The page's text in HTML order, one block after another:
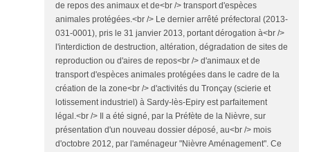
de repos des animaux et de<br /> transport d'espèces
animales protégées.<br /> Le dernier arrêté préfectoral (2013-
031-0001), pris le 31 janvier 2013, portant dérogation à<br />
l'interdiction de destruction, altération, dégradation de sites de
reproduction ou d'aires de repos<br /> d'animaux et de
transport d'espèces animales protégées dans le cadre de la
création de la zone<br /> d'activités du Tronçay (scierie et
lotissement industriel) à Sardy-lès-Epiry est parfaitement
légal.<br /> Il a été signé, par la Préfète de la Nièvre, sur
présentation d'un nouveau dossier déposé, au<br /> mois
d'octobre 2012, par l'aménageur "Nièvre Aménagement". Ce